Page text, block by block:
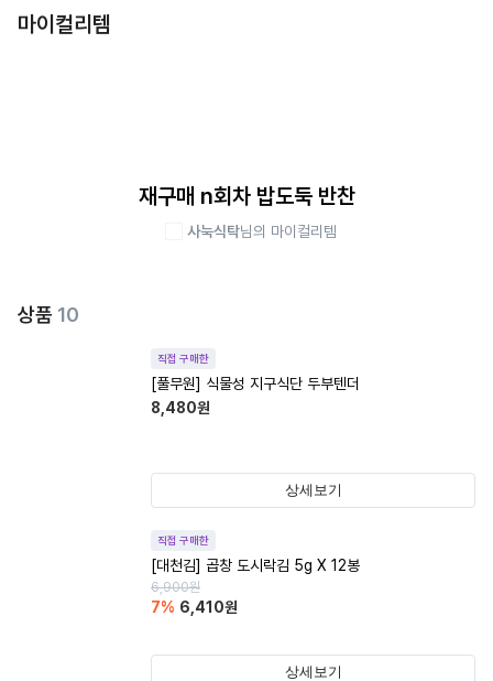
마이컬리템
재구매 n회차 밥도둑 반찬
사눅식탁님의 마이컬리템
상품 10
직접 구매한
[풀무원] 식물성 지구식단 두부텐더
8,480원
상세보기
직접 구매한
[대천김] 곱창 도시락김 5g X 12봉
6,900원
7% 6,410원
상세보기